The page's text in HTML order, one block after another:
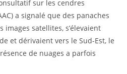
sur les cendres
a signalé que des panaches
images satellites, s’élevaient
et dérivaient vers le Sud-Est, le
de nuages ​​a parfois